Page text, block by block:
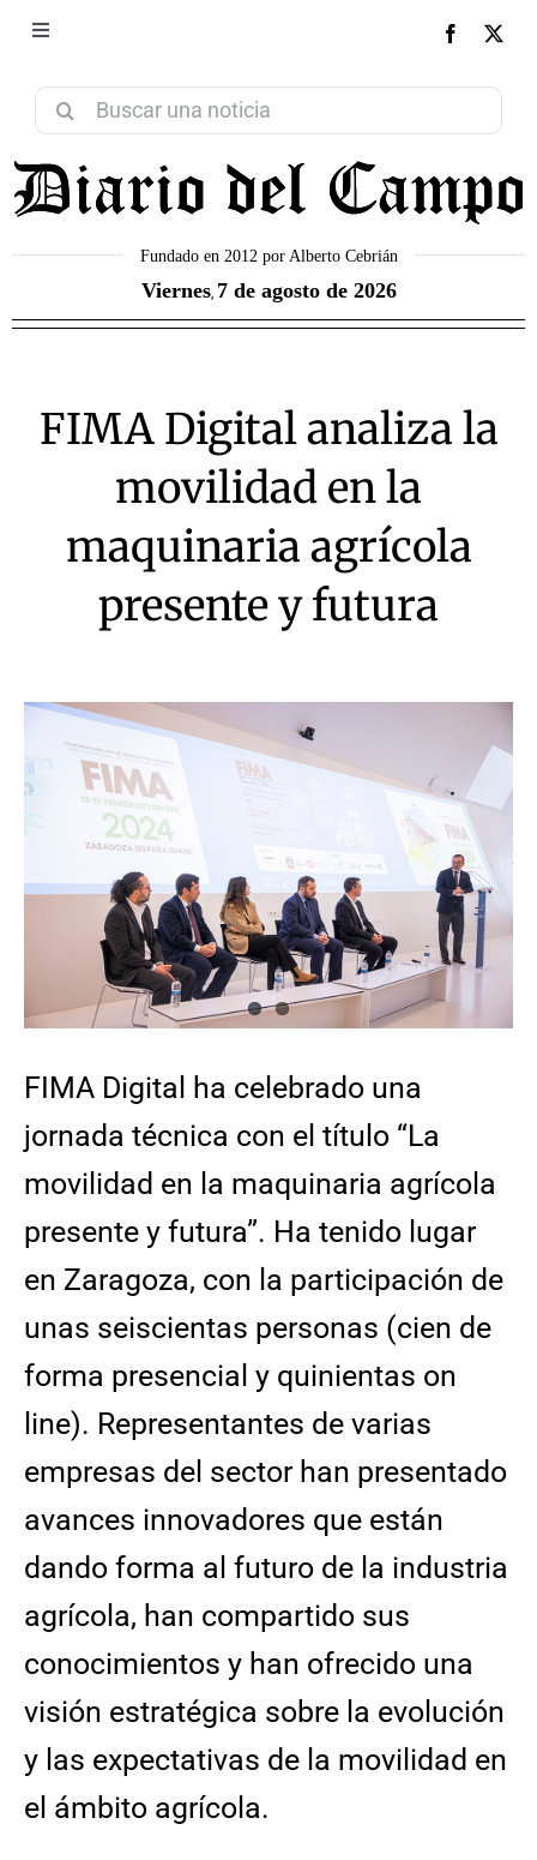
Toggle
Aviso Legal
Política de Privacidad
Buscar:
Fundado en 2012 por Alberto Cebrián
Viernes, 7 de agosto de 2026
FIMA Digital analiza la
movilidad en la
maquinaria agrícola
presente y futura
FIMA Digital ha celebrado una
jornada técnica con el título “La
movilidad en la maquinaria agrícola
presente y futura”. Ha tenido lugar
en Zaragoza, con la participación de
unas seiscientas personas (cien de
forma presencial y quinientas on
line). Representantes de varias
empresas del sector han presentado
avances innovadores que están
dando forma al futuro de la industria
agrícola, han compartido sus
conocimientos y han ofrecido una
visión estratégica sobre la evolución
y las expectativas de la movilidad en
el ámbito agrícola.
NEXT